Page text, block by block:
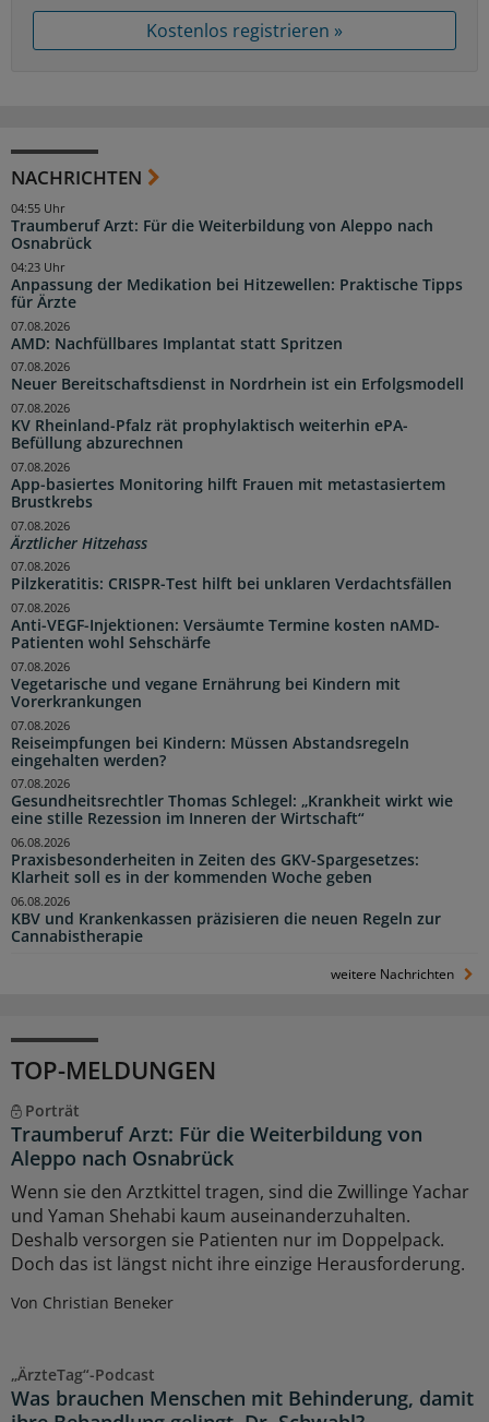
Kostenlos registrieren »
NACHRICHTEN
Traumberuf Arzt: Für die Weiterbildung von Aleppo nach
Osnabrück
04:55 Uhr
Anpassung der Medikation bei Hitzewellen: Praktische Tipps
für Ärzte
04:23 Uhr
AMD: Nachfüllbares Implantat statt Spritzen
07.08.2026
Neuer Bereitschaftsdienst in Nordrhein ist ein Erfolgsmodell
07.08.2026
KV Rheinland-Pfalz rät prophylaktisch weiterhin ePA-
Befüllung abzurechnen
07.08.2026
App-basiertes Monitoring hilft Frauen mit metastasiertem
Brustkrebs
07.08.2026
Ärztlicher Hitzehass
07.08.2026
Pilzkeratitis: CRISPR-Test hilft bei unklaren Verdachtsfällen
07.08.2026
Anti-VEGF-Injektionen: Versäumte Termine kosten nAMD-
Patienten wohl Sehschärfe
07.08.2026
Vegetarische und vegane Ernährung bei Kindern mit
Vorerkrankungen
07.08.2026
Reiseimpfungen bei Kindern: Müssen Abstandsregeln
eingehalten werden?
07.08.2026
Gesundheitsrechtler Thomas Schlegel: „Krankheit wirkt wie
eine stille Rezession im Inneren der Wirtschaft“
07.08.2026
Praxisbesonderheiten in Zeiten des GKV-Spargesetzes:
Klarheit soll es in der kommenden Woche geben
06.08.2026
KBV und Krankenkassen präzisieren die neuen Regeln zur
Cannabistherapie
06.08.2026
weitere Nachrichten
TOP-MELDUNGEN
Porträt
Traumberuf Arzt: Für die Weiterbildung von
Aleppo nach Osnabrück
Wenn sie den Arztkittel tragen, sind die Zwillinge Yachar
und Yaman Shehabi kaum auseinanderzuhalten.
Deshalb versorgen sie Patienten nur im Doppelpack.
Doch das ist längst nicht ihre einzige Herausforderung.
Von Christian Beneker
„ÄrzteTag“-Podcast
Was brauchen Menschen mit Behinderung, damit